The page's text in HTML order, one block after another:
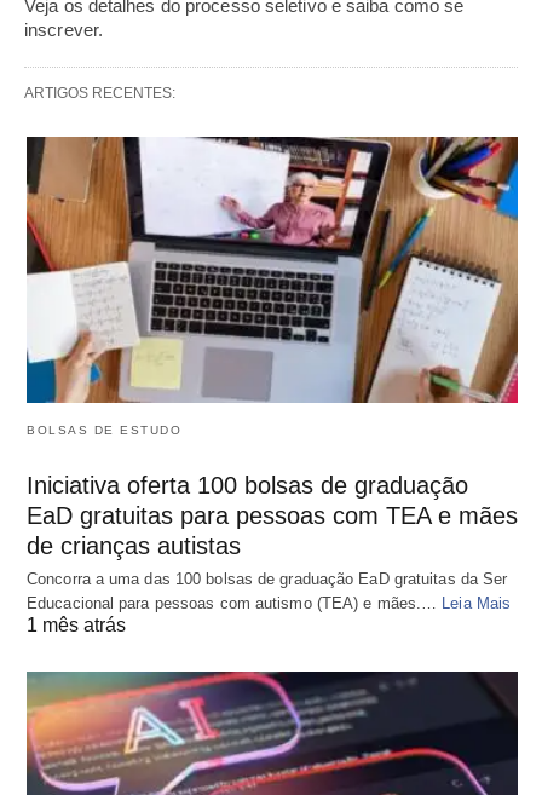
Veja os detalhes do processo seletivo e saiba como se
inscrever.
ARTIGOS RECENTES:
BOLSAS DE ESTUDO
Iniciativa oferta 100 bolsas de graduação
EaD gratuitas para pessoas com TEA e mães
de crianças autistas
Concorra a uma das 100 bolsas de graduação EaD gratuitas da Ser
Educacional para pessoas com autismo (TEA) e mães.… Leia Mais
1 mês atrás